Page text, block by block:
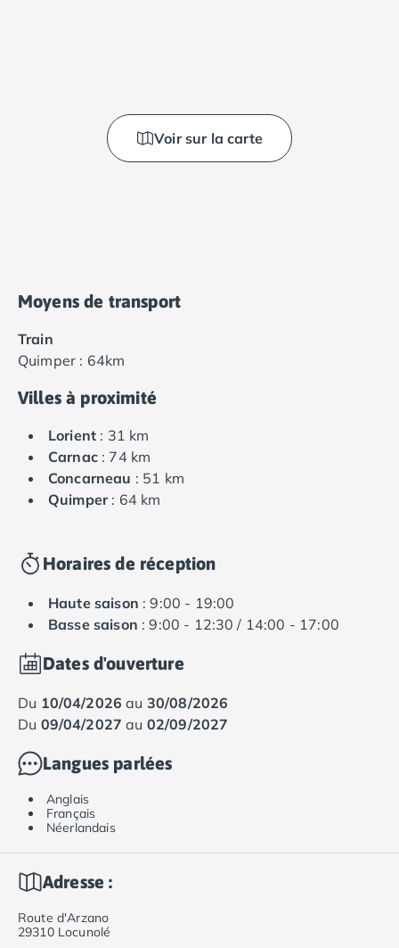
Voir sur la carte
Moyens de transport
Train
Quimper : 64km
Villes à proximité
Lorient : 31 km
Carnac: 74 km
Concarneau : 51 km
Quimper: 64 km
Horaires de réception
Haute saison : 9:00 - 19:00
Basse saison : 9:00 - 12:30 / 14:00 - 17:00
Dates d'ouverture
du 10/04/2026 au 30/08/2026
du 09/04/2027 au 02/09/2027
Langues parlées
Anglais
Français
Néerlandais
Adresse :
Route d'Arzano
29310 Locunolé